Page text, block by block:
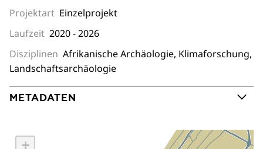
Projektart Einzelprojekt
Laufzeit 2020 - 2026
Disziplinen Afrikanische Archäologie, Klimaforschung,
Landschaftsarchäologie
METADATEN